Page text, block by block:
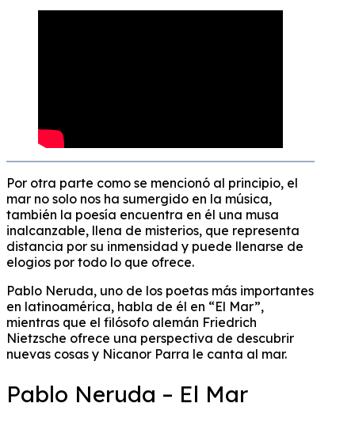
Por otra parte como se mencionó al principio, el
mar no solo nos ha sumergido en la música,
también la poesía encuentra en él una musa
inalcanzable, llena de misterios, que representa
distancia por su inmensidad y puede llenarse de
elogios por todo lo que ofrece.
Pablo Neruda, uno de los poetas más importantes
en latinoamérica, habla de él en “El Mar”,
mientras que el filósofo alemán Friedrich
Nietzsche ofrece una perspectiva de descubrir
nuevas cosas y Nicanor Parra le canta al mar.
Pablo Neruda – El Mar